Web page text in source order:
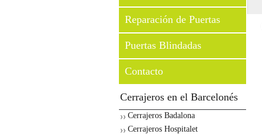
Reparación de Puertas
Puertas Blindadas
Contacto
Cerrajeros en el Barcelonés
Cerrajeros Badalona
Cerrajeros Hospitalet